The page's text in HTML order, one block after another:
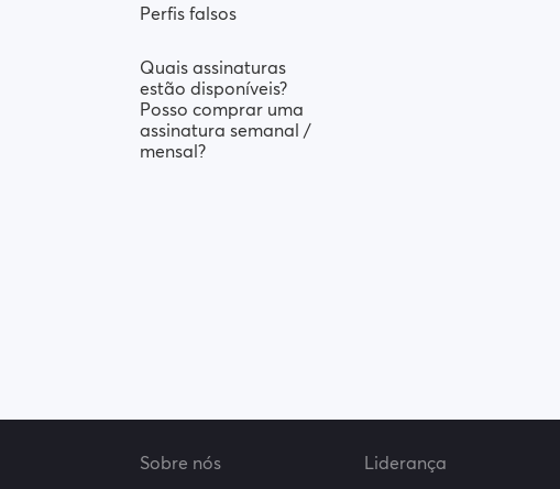
Perfis falsos
Quais assinaturas
estão disponíveis?
Posso comprar uma
assinatura semanal /
mensal?
Sobre nós Liderança